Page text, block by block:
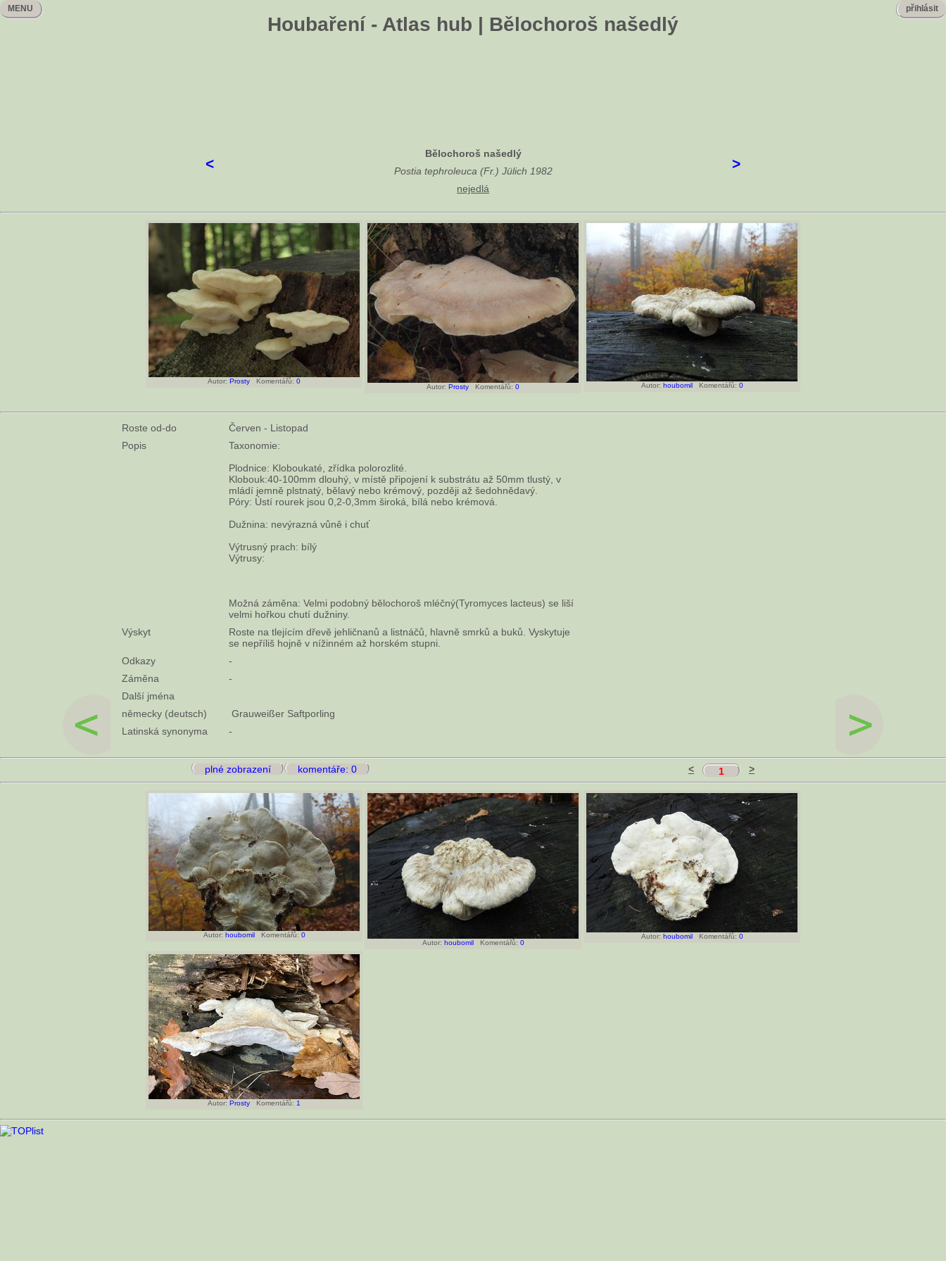
Houbaření - Atlas hub | Bělochoroš našedlý
přihlásit
MENU
<
Bělochoroš našedlý
Postia tephroleuca (Fr.) Jülich 1982
nejedlá
>
Autor: Prosty Komentářů: 0
Autor: Prosty Komentářů: 0 Autor: houbomilKomentářů: 0
Roste od-do
Červen - Listopad
Popis
Taxonomie:
Plodnice: Kloboukaté, zřídka polorozlité.
Klobouk:40-100mm dlouhý, v místě připojení k substrátu až 50mm tlustý, v
mládí jemně plstnatý, bělavý nebo krémový, později až šedohnědavý.
Póry: Ústí rourek jsou 0,2-0,3mm široká, bílá nebo krémová.
Dužnina: nevýrazná vůně i chuť
Výtrusný prach: bílý
Výtrusy:
Možná záměna: Velmi podobný bělochoroš mléčný(Tyromyces lacteus) se liší
velmi hořkou chutí dužniny.
Výskyt
Roste na tlejícím dřevě jehličnanů a listnáčů, hlavně smrků a buků. Vyskytuje
se nepříliš hojně v nížinném až horském stupni.
Odkazy
-
Záměna
-
Další jména
německy (deutsch)
Grauweißer Saftporling
Latinská synonyma
-